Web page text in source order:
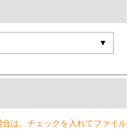
は、チェックを入れてファイル